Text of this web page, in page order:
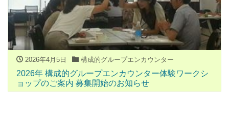
2026年4月5日 構成的グループエンカウンター
2026年 構成的グループエンカウンター体験ワークシ
ョップのご案内 募集開始のお知らせ